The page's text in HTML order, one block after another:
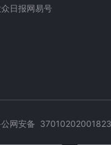
众日报网易号
公网安备